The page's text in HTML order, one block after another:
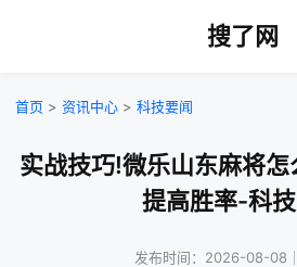
搜了网
首页 > 资讯中心 > 科技要闻
实战技巧!微乐山东麻将怎
提高胜率-科
发布时间：2026-08-08